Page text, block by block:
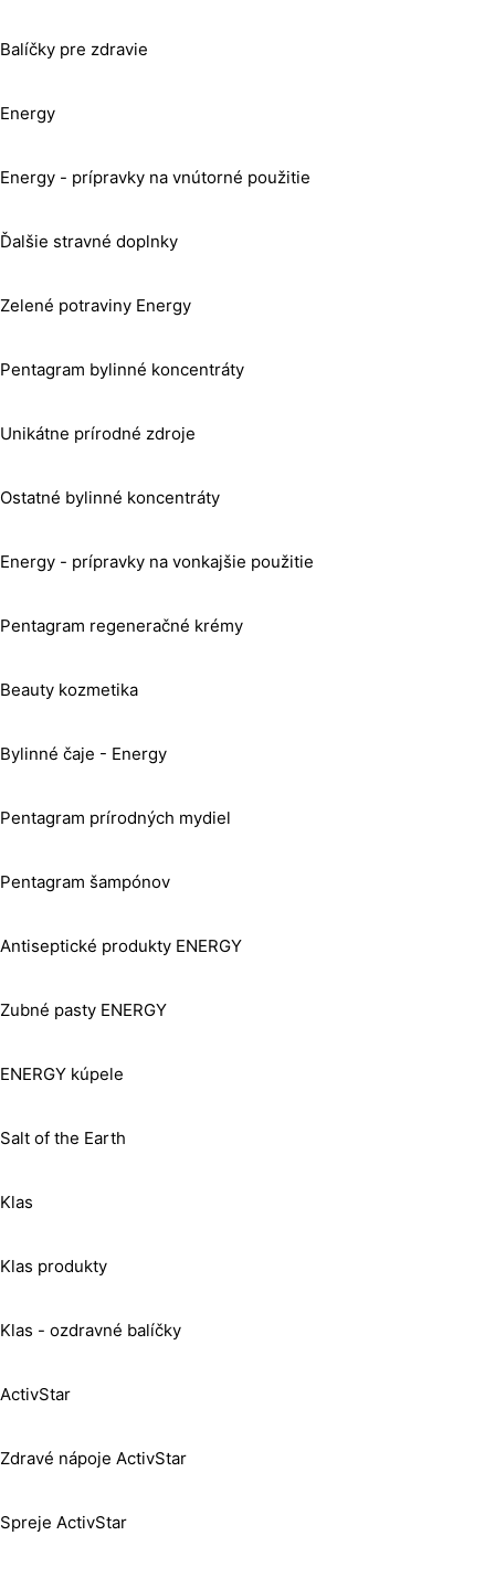
Balíčky pre zdravie
Energy
Energy - prípravky na vnútorné použitie
Ďalšie stravné doplnky
Zelené potraviny Energy
Pentagram bylinné koncentráty
Unikátne prírodné zdroje
Ostatné bylinné koncentráty
Energy - prípravky na vonkajšie použitie
Pentagram regeneračné krémy
Beauty kozmetika
Bylinné čaje - Energy
Pentagram prírodných mydiel
Pentagram šampónov
Antiseptické produkty ENERGY
Zubné pasty ENERGY
ENERGY kúpele
Salt of the Earth
Klas
Klas produkty
Klas - ozdravné balíčky
ActivStar
Zdravé nápoje ActivStar
Spreje ActivStar